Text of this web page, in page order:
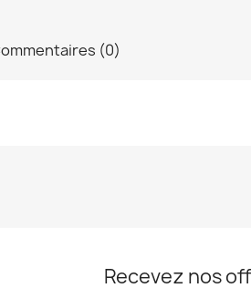
(0)
Recevez nos